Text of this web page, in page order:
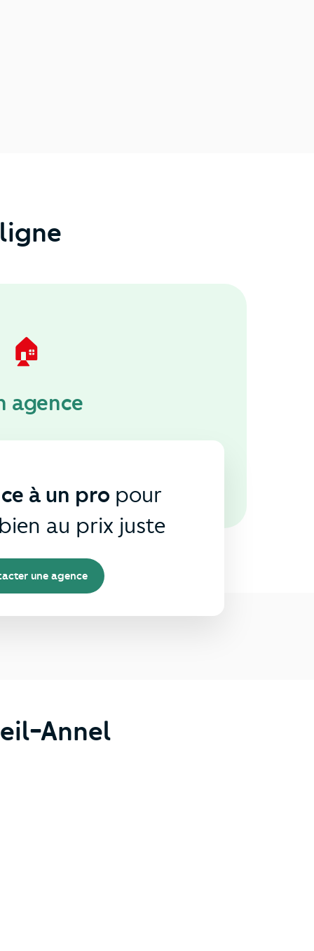
🏠
agence
à un pro pour
au prix juste
une agence
Annel